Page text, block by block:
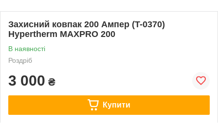
Захисний ковпак 200 Ампер (T-0370)
Hypertherm MAXPRO 200
В наявності
Роздріб
3 000 ₴
Купити